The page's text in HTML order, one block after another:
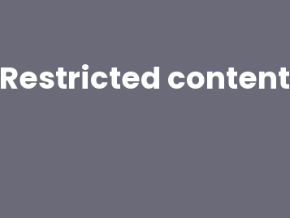
Restricted content